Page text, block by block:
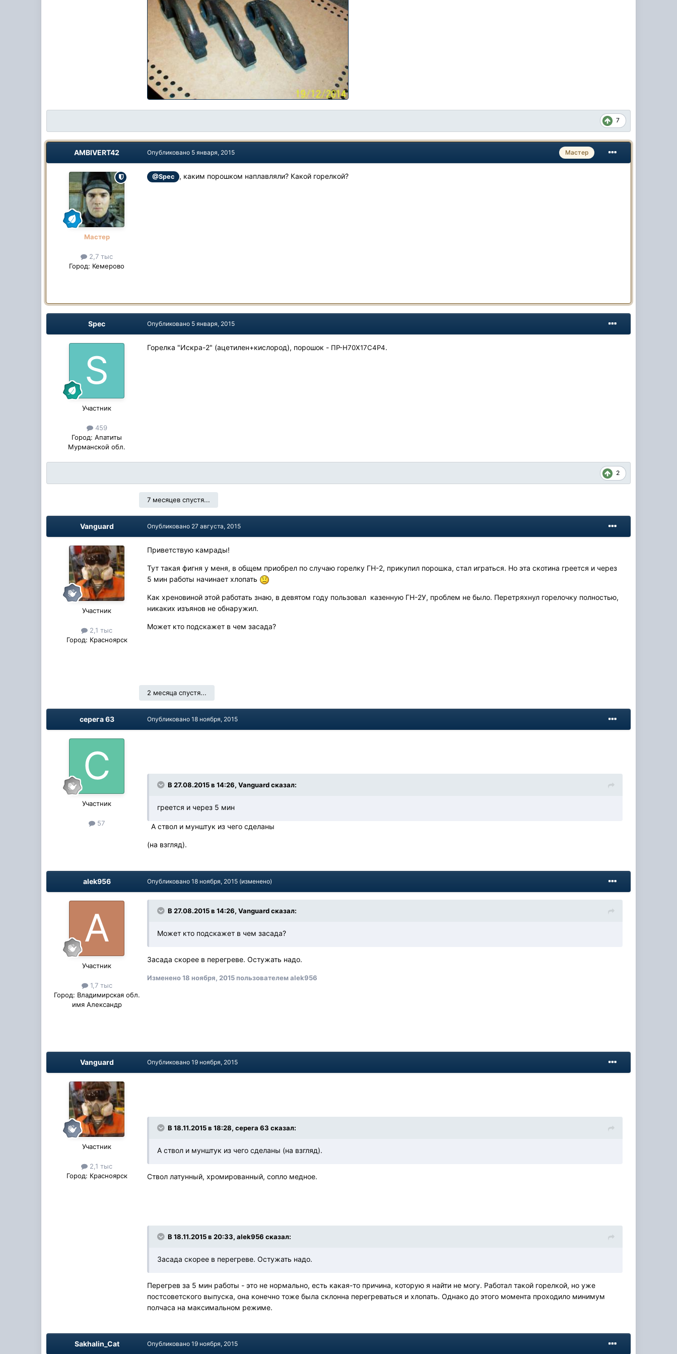
7
AMBIVERT42
Мастер
2,7 тыс
Город: Кемерово
Мастер
Опубликовано 5 января, 2015
@Spec , каким порошком наплавляли? Какой горелкой?
Spec
Участник
459
Город: Апатиты
Мурманской обл.
Опубликовано 5 января, 2015
Горелка "Искра-2" (ацетилен+кислород), порошок - ПР-Н70Х17С4Р4.
2
7 месяцев спустя...
Vanguard
Участник
2,1 тыс
Город: Красноярск
Опубликовано 27 августа, 2015
Приветствую камрады!
Тут такая фигня у меня, в общем приобрел по случаю горелку ГН-2, прикупил порошка, стал играться. Но эта скотина греется и через
5 мин работы начинает хлопать
Как хреновиной этой работать знаю, в девятом году пользовал казенную ГН-2У, проблем не было. Перетряхнул горелочку полностью,
никаких изъянов не обнаружил.
Может кто подскажет в чем засада?
2 месяца спустя...
серега 63
Участник
57
Опубликовано18 ноября, 2015
В 27.08.2015 в 14:26, Vanguard сказал:
греется и через 5 мин
А ствол и мунштук из чего сделаны
(на взгляд).
alek956
Участник
1,7 тыс
Город: Владимирская обл.
имя Александр
Опубликовано18 ноября, 2015 (изменено)
В 27.08.2015 в 14:26, Vanguard сказал:
Может кто подскажет в чем засада?
Засада скорее в перегреве. Остужать надо.
Изменено18 ноября, 2015пользователем alek956
Vanguard
Участник
2,1 тыс
Город: Красноярск
Опубликовано19 ноября, 2015
В 18.11.2015 в 18:28, серега 63 сказал:
А ствол и мунштук из чего сделаны (на взгляд).
Ствол латунный, хромированный, сопло медное.
В 18.11.2015 в 20:33, alek956 сказал:
Засада скорее в перегреве. Остужать надо.
Перегрев за 5 мин работы - это не нормально, есть какая-то причина, которую я найти не могу. Работал такой горелкой, но уже
постсоветского выпуска, она конечно тоже была склонна перегреваться и хлопать. Однако до этого момента проходило минимум
полчаса на максимальном режиме.
Sakhalin_Cat Опубликовано19 ноября, 2015